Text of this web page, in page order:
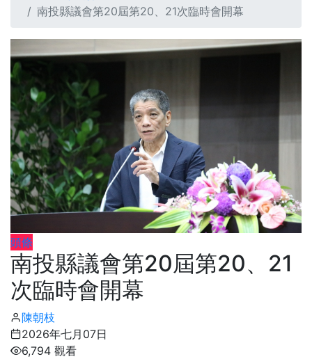
南投縣議會第20屆第20、21次臨時會開幕
頭條
南投縣議會第20屆第20、21
次臨時會開幕
陳朝枝
2026年七月07日
6,794 觀看